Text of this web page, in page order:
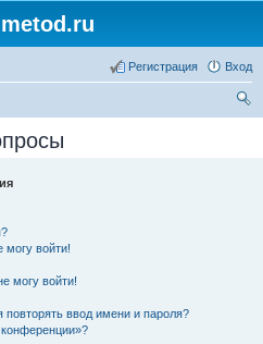
Вход
Регистрация
могу войти!
могу войти!
ввод имени и пароля?